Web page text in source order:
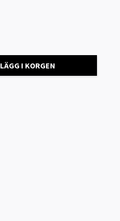
LÄGG I KORGEN